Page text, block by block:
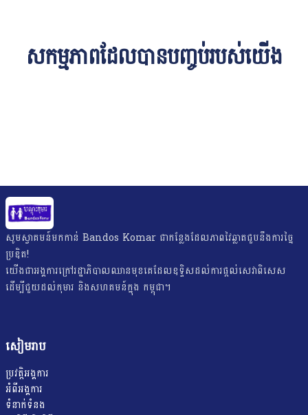
សកម្មភាពដែលបានបញ្ចប់របស់យើង
សូមស្វាគមន៍មកកាន់ Bandos Komar ជាកន្លែងដែលភាពវៃឆ្លាតជួបនឹងការច្នៃ
ប្រឌិត!
យើង​ជា​អង្គការ​ក្រៅ​រដ្ឋាភិបាល​ឈាន​មុខ​គេ​ដែល​ឧទ្ទិស​ដល់​ការ​ផ្តល់​សេវា​ពិសេស​
ដើម្បី​ជួយ​ដល់​កុមារ និងសហគមន៍ក្នុង កម្ពុជា។
សៀមរាប
ប្រវត្តិអង្គការ
អំពីអង្គការ
ទំនាក់ទំនង